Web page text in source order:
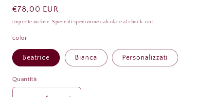
Prezzo
di
€78,00 EUR
Imposte incluse. Spese di spedizione calcolate al check-out.
colori
Beatrice Bianca Personalizzati
Quantità